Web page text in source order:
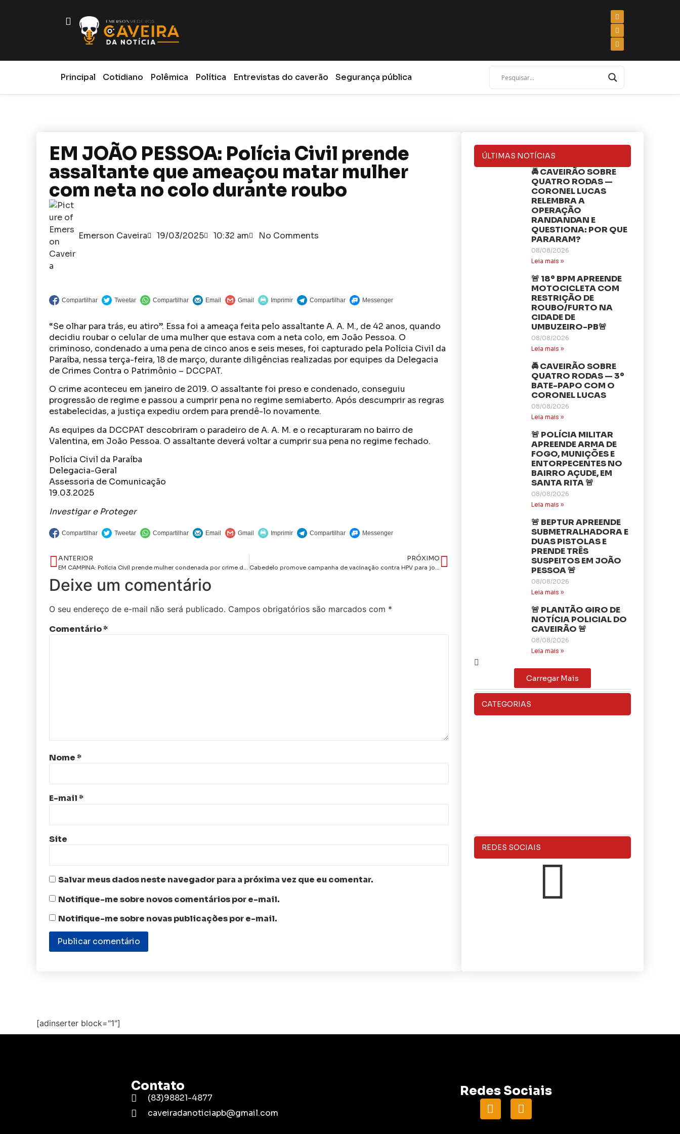
Principal Cotidiano Polêmica Política Entrevistas do caverão Segurança pública
EM JOÃO PESSOA: Polícia Civil prende
assaltante que ameaçou matar mulher
com neta no colo durante roubo
Emerson Caveira 19/03/2025 10:32 am No Comments
“Se olhar para trás, eu atiro”. Essa foi a ameaça feita pelo assaltante A. A. M., de 42 anos, quando
decidiu roubar o celular de uma mulher que estava com a neta colo, em João Pessoa. O
criminoso, condenado a uma pena de cinco anos e seis meses, foi capturado pela Polícia Civil da
Paraíba, nessa terça-feira, 18 de março, durante diligências realizadas por equipes da Delegacia
de Crimes Contra o Patrimônio – DCCPAT.
O crime aconteceu em janeiro de 2019. O assaltante foi preso e condenado, conseguiu
progressão de regime e passou a cumprir pena no regime semiaberto. Após descumprir as regras
estabelecidas, a justiça expediu ordem para prendê-lo novamente.
As equipes da DCCPAT descobriram o paradeiro de A. A. M. e o recapturaram no bairro de
Valentina, em João Pessoa. O assaltante deverá voltar a cumprir sua pena no regime fechado.
Polícia Civil da Paraíba
Delegacia-Geral
Assessoria de Comunicação
19.03.2025
Investigar e Proteger
ANTERIOR PRÓXIMO
Deixe um comentário
O seu endereço de e-mail não será publicado. Campos obrigatórios são marcados com *
Comentário*
Nome*
E-mail*
Site
Salvar meus dados neste navegador para a próxima vez que eu comentar.
Notifique-me sobre novos comentários por e-mail.
Notifique-me sobre novas publicações por e-mail.
ÚLTIMAS NOTÍCIAS
🚔 CAVEIRÃO SOBRE
QUATRO RODAS —
CORONEL LUCAS
RELEMBRA A
OPERAÇÃO
RANDANDAN E
QUESTIONA: POR QUE
PARARAM?
08/08/2026
Leia mais »
🚨 18º BPM APREENDE
MOTOCICLETA COM
RESTRIÇÃO DE
ROUBO/FURTO NA
CIDADE DE
UMBUZEIRO-PB🚨
08/08/2026
Leia mais »
🚔 CAVEIRÃO SOBRE
QUATRO RODAS — 3º
BATE-PAPO COM O
CORONEL LUCAS
08/08/2026
Leia mais »
🚨 POLÍCIA MILITAR
APREENDE ARMA DE
FOGO, MUNIÇÕES E
ENTORPECENTES NO
BAIRRO AÇUDE, EM
SANTA RITA 🚨
08/08/2026
Leia mais »
🚨 BEPTUR APREENDE
SUBMETRALHADORA E
DUAS PISTOLAS E
PRENDE TRÊS
SUSPEITOS EM JOÃO
PESSOA 🚨
08/08/2026
Leia mais »
🚨 PLANTÃO GIRO DE
NOTÍCIA POLICIAL DO
CAVEIRÃO 🚨
08/08/2026
Leia mais »
Carregar Mais
CATEGORIAS
REDES SOCIAIS
[adinserter block="1"]
Contato
(83)98821-4877
caveiradanoticiapb@gmail.com
Redes Sociais